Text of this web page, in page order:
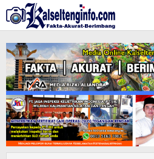
Lewati
ke
konten